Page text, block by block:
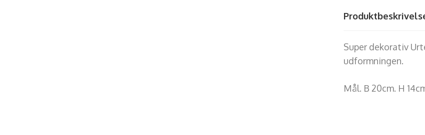
Super dekorativ
udformningen.
Mål. B 20cm. H